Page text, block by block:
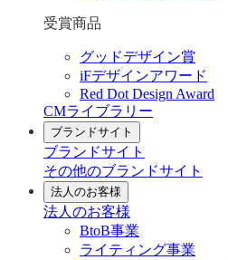
受賞商品
グッドデザイン賞
iFデザインアワード
Red Dot Design Award
CMライブラリー
ブランドサイト
ブランドサイト
その他のブランドサイト
法人のお客様
法人のお客様
BtoB事業
ライティング事業